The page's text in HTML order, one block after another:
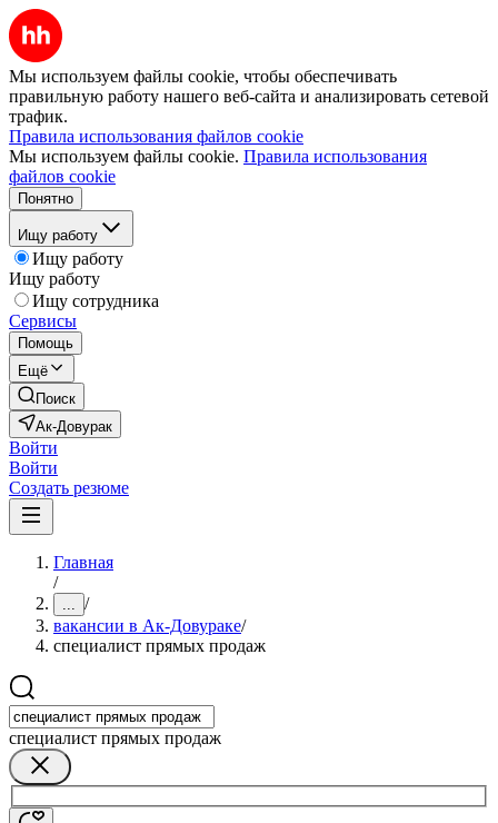
Мы используем файлы cookie, чтобы обеспечивать
правильную работу нашего веб-сайта и анализировать сетевой
трафик.
Правила использования файлов cookie
Мы используем файлы cookie. Правила использования
файлов cookie
Понятно
Ищу работу
Ищу работу
Ищу работу
Ищу сотрудника
Сервисы
Помощь
Ещё
Поиск
Ак-Довурак
Войти
Войти
Создать резюме
Главная
/
... /
вакансии в Ак-Довураке/
специалист прямых продаж
специалист прямых продаж